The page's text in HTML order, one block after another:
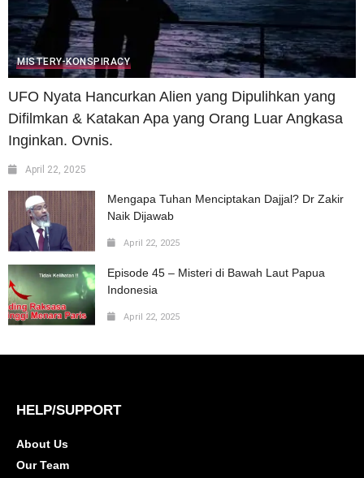
MISTERY-KONSPIRACY
UFO Nyata Hancurkan Alien yang Dipulihkan yang
Difilmkan & Katakan Apa yang Orang Luar Angkasa
Inginkan. Ovnis.
April 22, 2025
Mengapa Tuhan Menciptakan Dajjal? Dr Zakir
Naik Dijawab
April 22, 2025
Episode 45 – Misteri di Bawah Laut Papua
Indonesia
April 22, 2025
HELP/SUPPORT
About Us
Our Team